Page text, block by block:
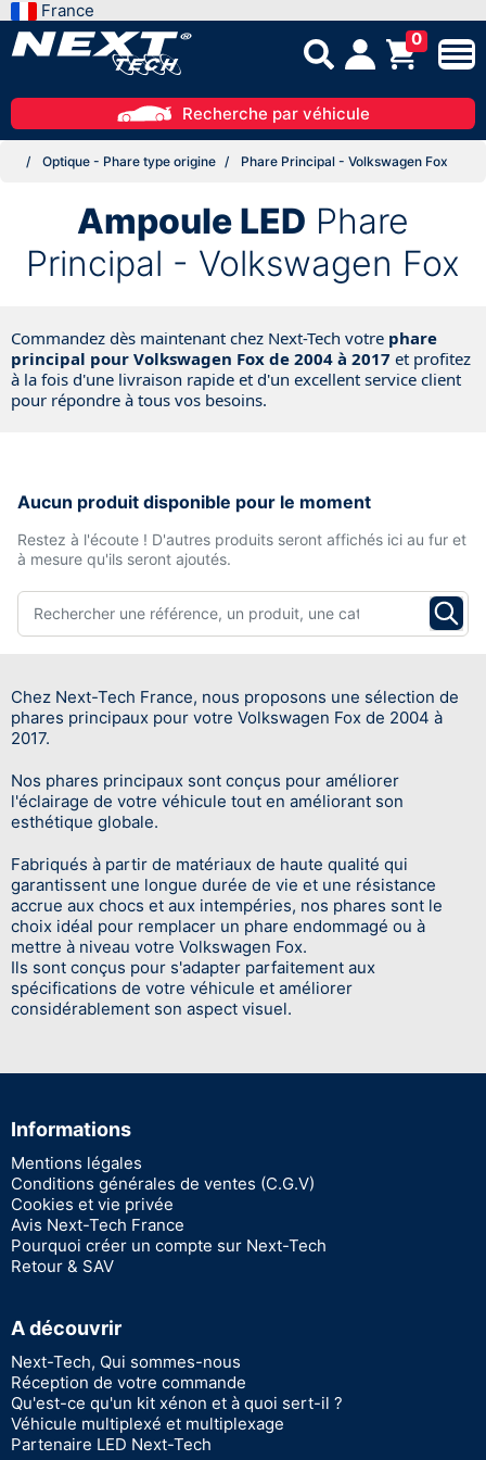
France
0
Recherche par véhicule
Optique - Phare type origine Phare Principal - Volkswagen Fox
Ampoule LED Phare
Principal - Volkswagen Fox
Commandez dès maintenant chez Next-Tech votre phare
principal pour Volkswagen Fox de 2004 à 2017 et profitez
à la fois d'une livraison rapide et d'un excellent service client
pour répondre à tous vos besoins.
Aucun produit disponible pour le moment
Restez à l'écoute ! D'autres produits seront affichés ici au fur et
à mesure qu'ils seront ajoutés.
Chez Next-Tech France, nous proposons une sélection de
phares principaux pour votre Volkswagen Fox de 2004 à
2017.
Nos phares principaux sont conçus pour améliorer
l'éclairage de votre véhicule tout en améliorant son
esthétique globale.
Fabriqués à partir de matériaux de haute qualité qui
garantissent une longue durée de vie et une résistance
accrue aux chocs et aux intempéries, nos phares sont le
choix idéal pour remplacer un phare endommagé ou à
mettre à niveau votre Volkswagen Fox.
Ils sont conçus pour s'adapter parfaitement aux
spécifications de votre véhicule et améliorer
considérablement son aspect visuel.
Informations
Mentions légales
Conditions générales de ventes (C.G.V)
Cookies et vie privée
Avis Next-Tech France
Pourquoi créer un compte sur Next-Tech
Retour & SAV
A découvrir
Next-Tech, Qui sommes-nous
Réception de votre commande
Qu'est-ce qu'un kit xénon et à quoi sert-il ?
Véhicule multiplexé et multiplexage
Partenaire LED Next-Tech